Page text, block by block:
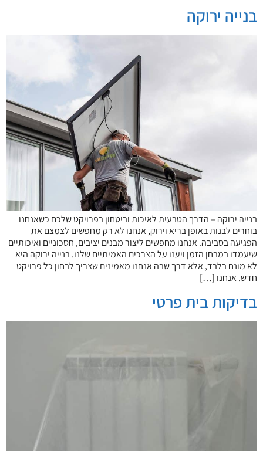
בנייה ירוקה
בנייה ירוקה – הדרך הטבעית לאיכות וביטחון בפרויקט שלכם כשאנחנו
בוחרים לבנות באופן בריא וירוק, אנחנו לא רק מחפשים לצמצם את
הפגיעה בסביבה. אנחנו מחפשים ליצור מבנים יציבים, חסכוניים ואיכותיים
שיעמדו במבחן הזמן ויענו על הצרכים האמיתיים שלנו. בנייה ירוקה היא
לא מונח בלבד, אלא דרך שבה אנחנו מאמינים שצריך לבחון כל פרויקט
חדש. אנחנו […]
בדיקות בית פרטי